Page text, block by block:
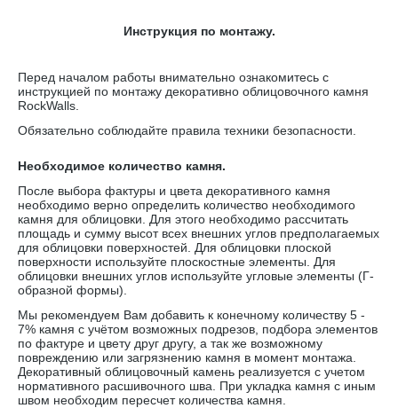
Инструкция по монтажу.
Перед началом работы внимательно ознакомитесь с
инструкцией по монтажу декоративно облицовочного камня
RockWalls
Обязательно соблюдайте правила техники безопасности.
Необходимое количество камня.
После выбора фактуры и цвета декоративного камня
необходимо верно определить количество необходимого
камня для облицовки. Для этого необходимо рассчитать
площадь и сумму высот всех внешних углов предполагаемых
для облицовки поверхностей. Для облицовки плоской
поверхности используйте плоскостные элементы. Для
облицовки внешних углов используйте угловые элементы (Г-
образной формы).
Мы рекомендуем Вам добавить к конечному количеству 5 -
7% камня с учётом возможных подрезов, подбора элементов
по фактуре и цвету друг другу, а так же возможному
повреждению или загрязнению камня в момент монтажа.
Декоративный облицовочный камень реализуется с учетом
нормативного расшивочного шва. При укладка камня с иным
швом необходим пересчет количества камня.